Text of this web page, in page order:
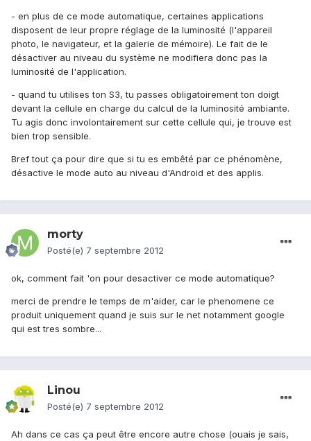
- en plus de ce mode automatique, certaines applications
disposent de leur propre réglage de la luminosité (l'appareil
photo, le navigateur, et la galerie de mémoire). Le fait de le
désactiver au niveau du système ne modifiera donc pas la
luminosité de l'application.
- quand tu utilises ton S3, tu passes obligatoirement ton doigt
devant la cellule en charge du calcul de la luminosité ambiante.
Tu agis donc involontairement sur cette cellule qui, je trouve est
bien trop sensible.
Bref tout ça pour dire que si tu es embêté par ce phénomène,
désactive le mode auto au niveau d'Android et des applis.
morty
Posté(e) 7 septembre 2012
ok, comment fait 'on pour desactiver ce mode automatique?
merci de prendre le temps de m'aider, car le phenomene ce
produit uniquement quand je suis sur le net notamment google
qui est tres sombre...
Linou
Posté(e) 7 septembre 2012
Ah dans ce cas ça peut être encore autre chose (ouais je sais,